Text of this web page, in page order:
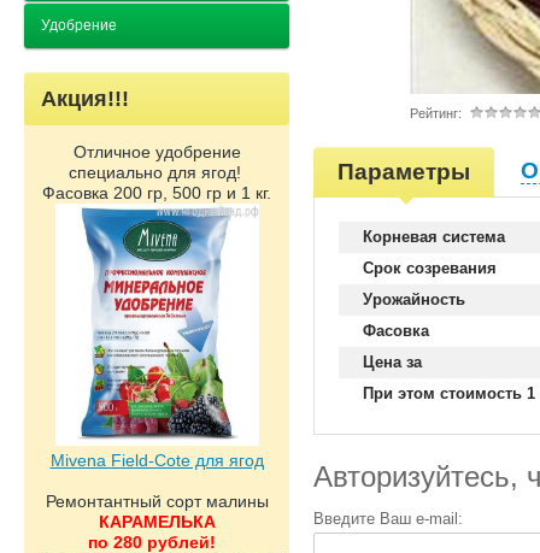
Удобрение
Акция!!!
Отличное удобрение
специально для ягод!
Фасовка 200 гр, 500 гр и 1 кг.
Mivena Field-Cote для ягод
Ремонтантный сорт малины
КАРАМЕЛЬКА
по 280 рублей!
Рейтинг:
Параметры
Корневая система
Срок созревания
Урожайность
Фасовка
Цена за
При этом стоимость 1
Авторизуйтесь,
Введите Ваш e-mail: